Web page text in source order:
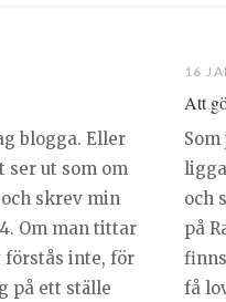
blogga. Eller
ser ut som om
skrev min
Om man tittar
förstås inte, för
på ett ställe
16
Att
och
på
få